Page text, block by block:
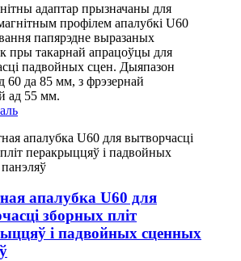
адаптар прызначаны для
профілем апалубкі U60
папярэдне выразаных
пры такарнай апрацоўцы для
падвойных сцен. Дыяпазон
60 да 85 мм, з фрэзернай
ад 55 мм.
апалубка U60 для
зборных пліт
і падвойных сценных